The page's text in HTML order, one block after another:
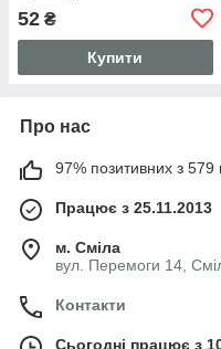
52 ₴
Купити
Про нас
97% позитивних з 579
Працює з 25.11.2013
м. Сміла
вул. Перемоги 14,
Контакти
Сьогодні працює з